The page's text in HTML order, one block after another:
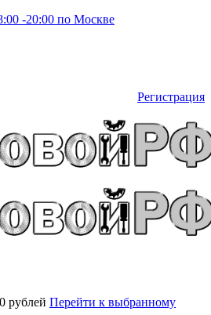
-20:00 по Москве
Регистрация
0 рублей Перейти к выбранному